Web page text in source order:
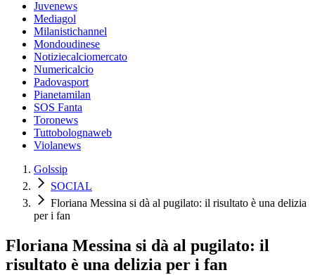
Juvenews
Mediagol
Milanistichannel
Mondoudinese
Notiziecalciomercato
Numericalcio
Padovasport
Pianetamilan
SOS Fanta
Toronews
Tuttobolognaweb
Violanews
Golssip
SOCIAL
Floriana Messina si dà al pugilato: il risultato è una delizia
per i fan
Floriana Messina si dà al pugilato: il
risultato è una delizia per i fan